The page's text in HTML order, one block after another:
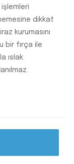
dikkat
kurumasını
bir fırça ile
ıslak